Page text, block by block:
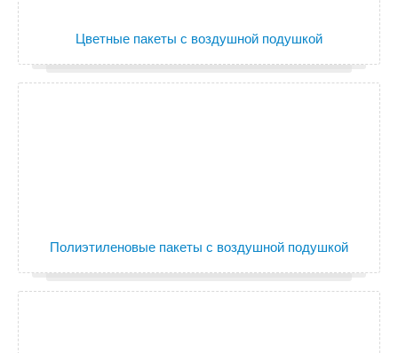
Цветные пакеты с воздушной подушкой
Полиэтиленовые пакеты с воздушной подушкой